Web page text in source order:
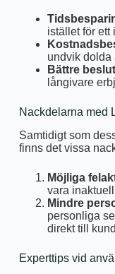
istället för ett
undvik dolda
Bättre
långivare
Nackdelarna med
Samtidigt som
finns det vissa
Möjliga
vara
Mindre
personliga
direkt till
Experttips vid